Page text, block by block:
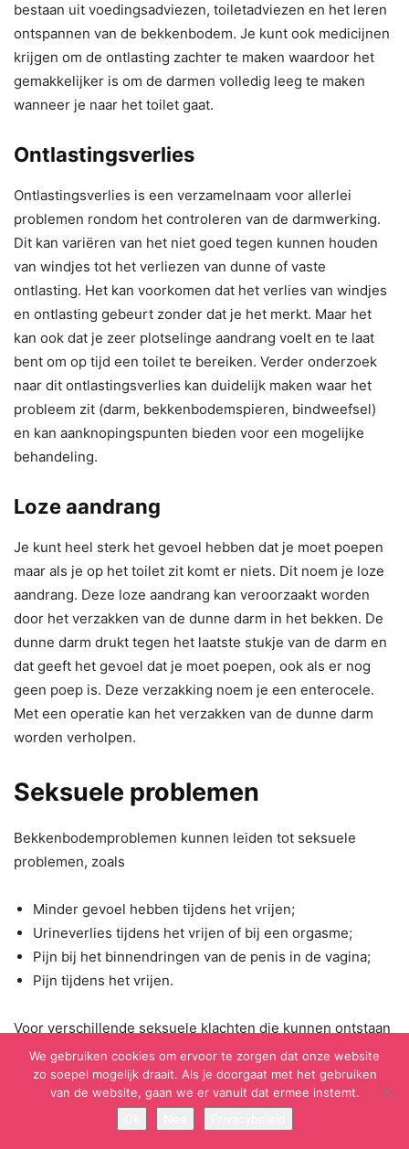
bestaan uit voedingsadviezen, toiletadviezen en het leren
ontspannen van de bekkenbodem. Je kunt ook medicijnen
krijgen om de ontlasting zachter te maken waardoor het
gemakkelijker is om de darmen volledig leeg te maken
wanneer je naar het toilet gaat.
Ontlastingsverlies
Ontlastingsverlies is een verzamelnaam voor allerlei
problemen rondom het controleren van de darmwerking.
Dit kan variëren van het niet goed tegen kunnen houden
van windjes tot het verliezen van dunne of vaste
ontlasting. Het kan voorkomen dat het verlies van windjes
en ontlasting gebeurt zonder dat je het merkt. Maar het
kan ook dat je zeer plotselinge aandrang voelt en te laat
bent om op tijd een toilet te bereiken. Verder onderzoek
naar dit ontlastingsverlies kan duidelijk maken waar het
probleem zit (darm, bekkenbodemspieren, bindweefsel)
en kan aanknopingspunten bieden voor een mogelijke
behandeling.
Loze aandrang
Je kunt heel sterk het gevoel hebben dat je moet poepen
maar als je op het toilet zit komt er niets. Dit noem je loze
aandrang. Deze loze aandrang kan veroorzaakt worden
door het verzakken van de dunne darm in het bekken. De
dunne darm drukt tegen het laatste stukje van de darm en
dat geeft het gevoel dat je moet poepen, ook als er nog
geen poep is. Deze verzakking noem je een enterocele.
Met een operatie kan het verzakken van de dunne darm
worden verholpen.
Seksuele problemen
Bekkenbodemproblemen kunnen leiden tot seksuele
problemen, zoals
Minder gevoel hebben tijdens het vrijen;
Urineverlies tijdens het vrijen of bij een orgasme;
Pijn bij het binnendringen van de penis in de vagina;
Pijn tijdens het vrijen.
Voor verschillende seksuele klachten die kunnen ontstaan
door bekkenbodemproblemen zijn verschillende oorzaken
aan te wijzen. Door te strak gespannen
bekkenbodemspieren kan het vrijen pijn doen. Het kan ook
We gebruiken cookies om ervoor te zorgen dat onze website
zo soepel mogelijk draait. Als je doorgaat met het gebruiken
van de website, gaan we er vanuit dat ermee instemt.